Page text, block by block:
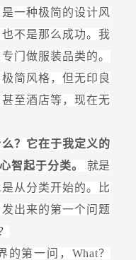
一种极简的设计风
不是那么成功。我
门做服装品类的。
简风格，但无印良
至酒店等，现在无
？它在于我定义的
智起于分类。 就是
从分类开始的。比
出来的第一个问题
第一问，What？